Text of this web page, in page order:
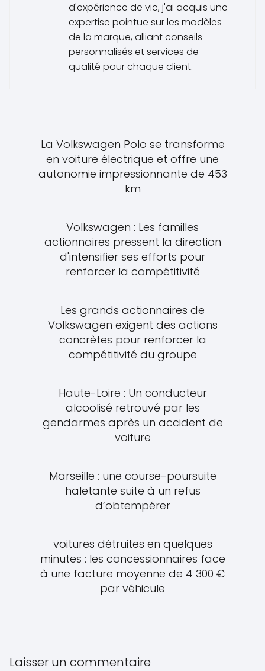
d'expérience de vie, j'ai acquis une
expertise pointue sur les modèles
de la marque, alliant conseils
personnalisés et services de
qualité pour chaque client.
La Volkswagen Polo se transforme
en voiture électrique et offre une
autonomie impressionnante de 453
km
Volkswagen : Les familles
actionnaires pressent la direction
d'intensifier ses efforts pour
renforcer la compétitivité
Les grands actionnaires de
Volkswagen exigent des actions
concrètes pour renforcer la
compétitivité du groupe
Haute-Loire : Un conducteur
alcoolisé retrouvé par les
gendarmes après un accident de
voiture
Marseille : une course-poursuite
haletante suite à un refus
d’obtempérer
voitures détruites en quelques
minutes : les concessionnaires face
à une facture moyenne de 4 300 €
par véhicule
Laisser un commentaire